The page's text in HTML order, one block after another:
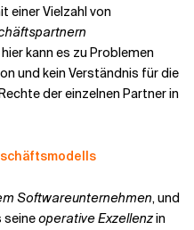
einer Vielzahl von
kann es zu Problemen
und kein Verständnis für die
der einzelnen Partner in
Softwareunternehmen, und
seineoperative Exzellenzin